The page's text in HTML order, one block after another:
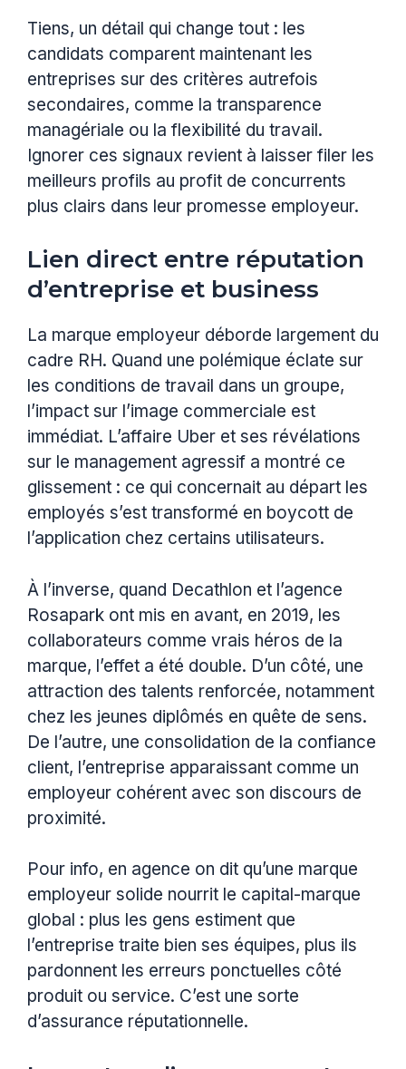
Tiens, un détail qui change tout : les
candidats comparent maintenant les
entreprises sur des critères autrefois
secondaires, comme la transparence
managériale ou la flexibilité du travail.
Ignorer ces signaux revient à laisser filer les
meilleurs profils au profit de concurrents
plus clairs dans leur promesse employeur.
Lien direct entre réputation
d’entreprise et business
La marque employeur déborde largement du
cadre RH. Quand une polémique éclate sur
les conditions de travail dans un groupe,
l’impact sur l’image commerciale est
immédiat. L’affaire Uber et ses révélations
sur le management agressif a montré ce
glissement : ce qui concernait au départ les
employés s’est transformé en boycott de
l’application chez certains utilisateurs.
À l’inverse, quand Decathlon et l’agence
Rosapark ont mis en avant, en 2019, les
collaborateurs comme vrais héros de la
marque, l’effet a été double. D’un côté, une
attraction des talents renforcée, notamment
chez les jeunes diplômés en quête de sens.
De l’autre, une consolidation de la confiance
client, l’entreprise apparaissant comme un
employeur cohérent avec son discours de
proximité.
Pour info, en agence on dit qu’une marque
employeur solide nourrit le capital-marque
global : plus les gens estiment que
l’entreprise traite bien ses équipes, plus ils
pardonnent les erreurs ponctuelles côté
produit ou service. C’est une sorte
d’assurance réputationnelle.